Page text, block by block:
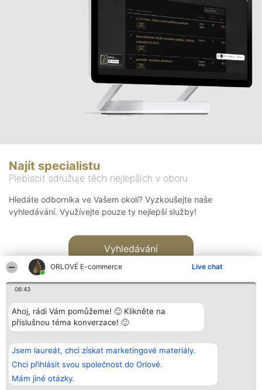
ORLOVÉ E-commerce Live chat
06:43
Ahoj, rádi Vám pomůžeme! 🙂 Klikněte na
příslušnou téma konverzace! 🙂
Jsem laureát, chci získat marketingové materiály.
Chci přihlásit svou společnost do Orlové.
Mám jiné otázky.
Najít specialistu
Plebiscit sdružuje těch nejlepších v oboru
Hledáte odborníka ve Vašem okolí? Vyzkoušejte naše
vyhledávání. Využívejte pouze ty nejlepší služby!
Vyhledávání
Bright Side Solutions sp. z o.
o. sp. k.
ul. Ruska 22
Wrocław 50-079
KRS 0000749100 | Regon
381313360 | NIP 8943132676
Vítězové
Seznam všech
laureátů
Zásady
Zásady
Kontakt